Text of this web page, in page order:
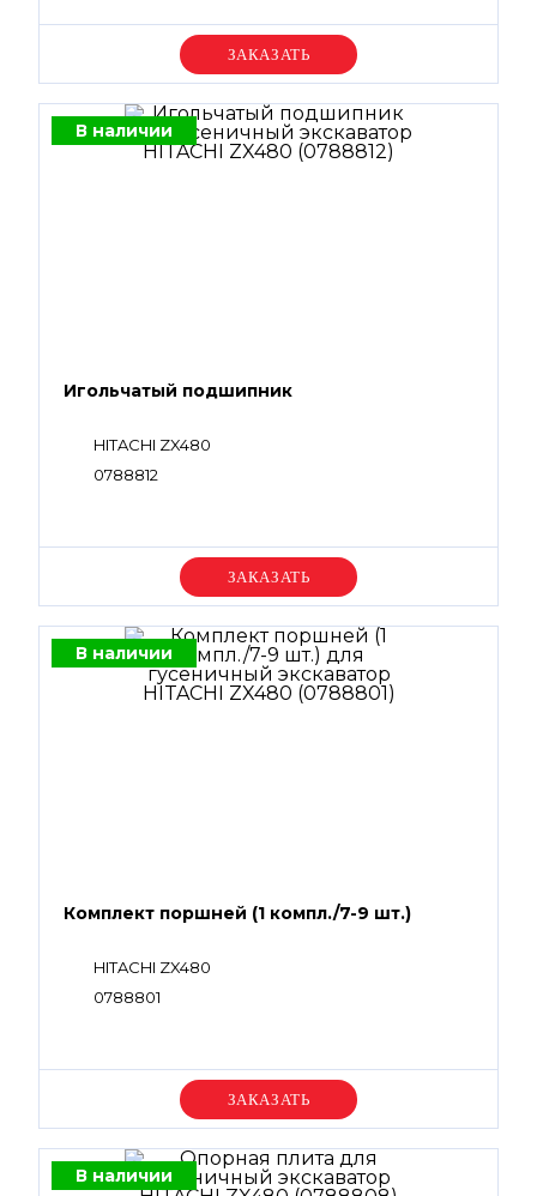
Уточняйте цену
В наличии
Игольчатый подшипник
HITACHI ZX480
0788812
Уточняйте цену
В наличии
Комплект поршней (1 компл./7-9 шт.)
HITACHI ZX480
0788801
Уточняйте цену
В наличии